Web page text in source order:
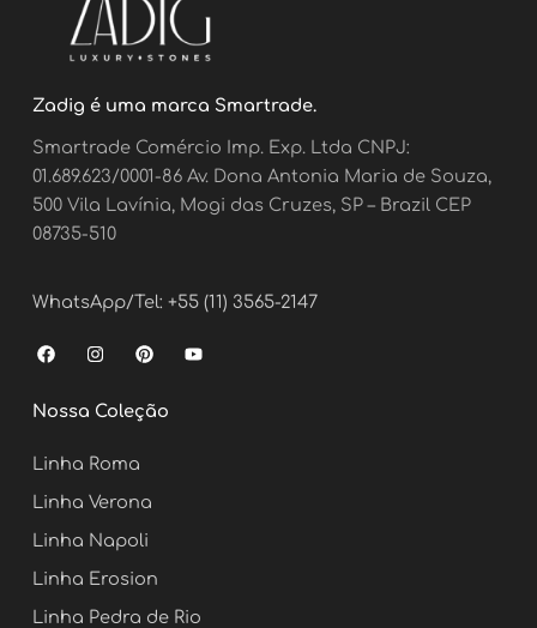
Zadig é uma marca Smartrade.
Smartrade Comércio Imp. Exp. Ltda CNPJ:
01.689.623/0001-86 Av. Dona Antonia Maria de Souza,
500 Vila Lavínia, Mogi das Cruzes, SP – Brazil CEP
08735-510
WhatsApp/Tel: +55 (11) 3565-2147
F
a
e
b
o
k
I
n
t
a
r
a
m
P
i
t
e
Y
o
Nossa Coleção
Linha Roma
Linha Verona
Linha Napoli
Linha Erosion
Linha Pedra de Rio